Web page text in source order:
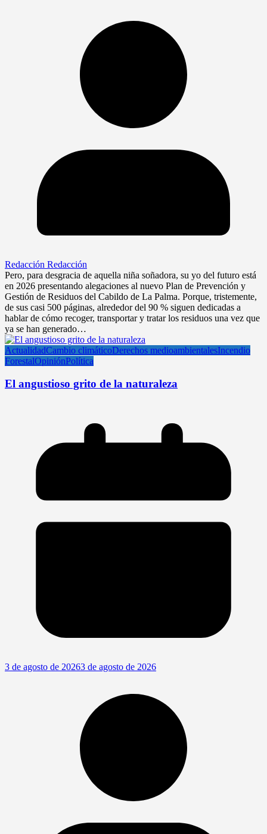
Redacción Redacción
Pero, para desgracia de aquella niña soñadora, su yo del futuro está
en 2026 presentando alegaciones al nuevo Plan de Prevención y
Gestión de Residuos del Cabildo de La Palma. Porque, tristemente,
de sus casi 500 páginas, alrededor del 90 % siguen dedicadas a
hablar de cómo recoger, transportar y tratar los residuos una vez que
ya se han generado…
ActualidadCambio climáticoDerechos medioambientalesIncendio
ForestalOpiniónPolítica
El angustioso grito de la naturaleza
3 de agosto de 20263 de agosto de 2026